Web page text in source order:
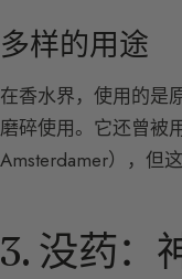
多样的用途
在香水界，使用的是
磨碎使用。它还曾被
Amsterdamer），但
3. 没药：